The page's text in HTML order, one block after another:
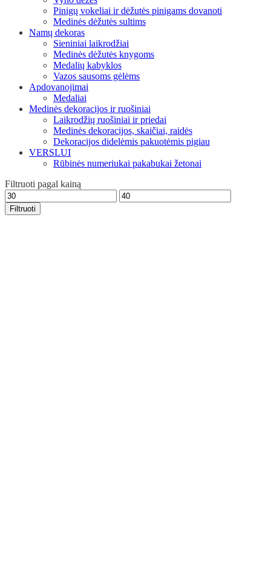
Pinigų vokeliai ir dėžutės pinigams dovanoti
Medinės dėžutės sultims
Namų dekoras
Sieniniai laikrodžiai
Medinės dėžutės knygoms
Medalių kabyklos
Vazos sausoms gėlėms
Apdovanojimai
Medaliai
Medinės dekoracijos ir ruošiniai
Laikrodžių ruošiniai ir priedai
Medinės dekoracijos, skaičiai, raidės
Dekoracijos didelėmis pakuotėmis pigiau
VERSLUI
Rūbinės numeriukai pakabukai žetonai
Filtruoti pagal kainą
Min
kaina
Maks
kaina
Filtruoti